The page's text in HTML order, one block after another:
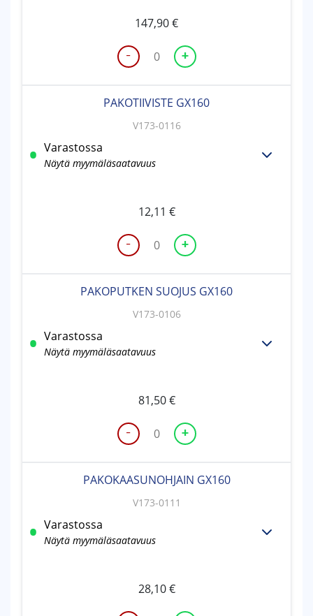
-
PAKOPUTKI
GX160
+
147,90€
-
PAKOTIIVISTE
GX160
+
PAKOTIIVISTE GX160
V173-0116
Varastossa
Näytä myymäläsaatavuus
12,11 €
-
PAKOPUTKEN
SUOJUS
määrä
+
PAKOPUTKEN SUOJUS GX160
V173-0106
Varastossa
Näytä myymäläsaatavuus
81,50€
PAKOKAASUNOHJAIN GX160
V173-0111
Varastossa
Näytä myymäläsaatavuus
28,10€